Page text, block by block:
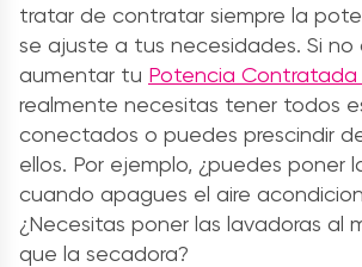
tratar de contratar siempre la
se ajuste a tus necesidades. Si no
aumentar tu Potencia Contratada
realmente necesitas tener todos
conectados o puedes prescindir
ellos. Por ejemplo, ¿puedes poner
cuando apagues el aire
¿Necesitas poner las lavadoras al
que la secadora?